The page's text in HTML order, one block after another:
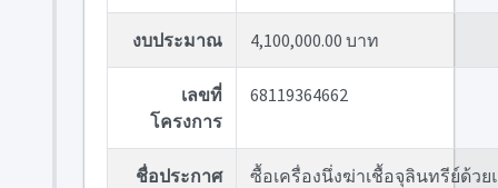
งบประมาณ 4,100,000.00 บาท
เลขที่
โครงการ
68119364662
ชื่อประกาศ
ซื้อเครื่องนึ่งฆ่าเชื้อจุลินทรีย์ด้วย